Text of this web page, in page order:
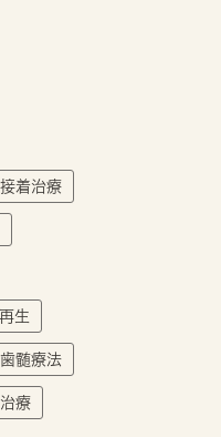
接着治療
生
髄療法
療